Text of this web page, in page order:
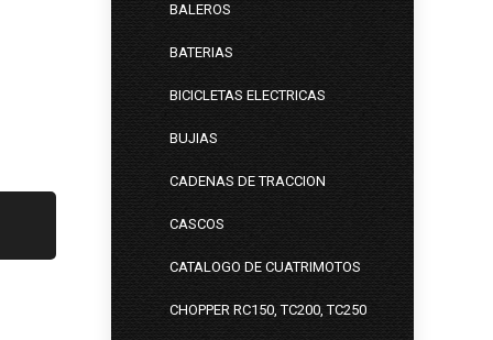
BALEROS
BATERIAS
BICICLETAS ELECTRICAS
BUJIAS
CADENAS DE TRACCION
CASCOS
CATALOGO DE CUATRIMOTOS
CHOPPER RC150, TC200, TC250